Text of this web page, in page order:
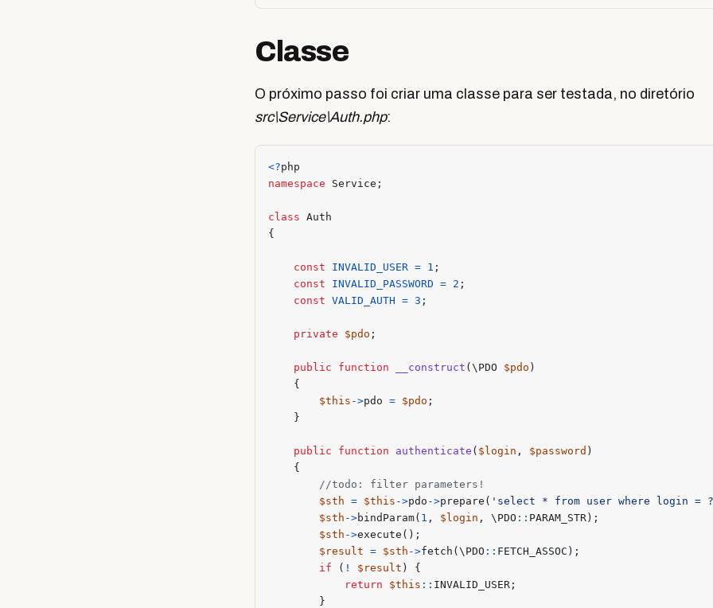
Classe
O próximo passo foi criar uma classe para ser testada, no diretório
src\Service\Auth.php:
<?php
namespace
Service ;
class Auth
{
const INVALID_USER = 1 ;
const
INVALID_PASSWORD = 2 ;
const VALID_AUTH = 3 ;
private $pdo ;
public function __construct ( \PDO $pdo )
{
$this ->pdo = $pdo ;
}
public function authenticate ( $login , $password )
{
$sth = $this ->pdo ->prepare ( 'select * from user where login =
$sth ->bindParam( 1 , $login , \PDO :: PARAM_STR );
$sth ->execute ();
$result = $sth ->fetch ( \PDO :: FETCH_ASSOC );
if
( ! $result )
{
return
$this :: INVALID_USER ;
}